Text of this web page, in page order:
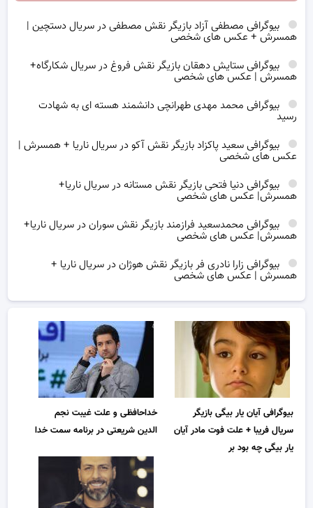
بیوگرافی مصطفی آزاد بازیگر نقش مصطفی در سریال دستچین |
همسرش + عکس های شخصی
بیوگرافی ستایش دهقان بازیگر نقش فروغ در سریال شکارگاه+
همسرش | عکس های شخصی
بیوگرافی محمد مهدی طهرانچی دانشمند هسته ای به شهادت
رسید
بیوگرافی سعید پاکزاد بازیگر نقش آکو در سریال ناریا + همسرش |
عکس های شخصی
بیوگرافی دنیا فتحی بازیگر نقش مستانه در سریال ناریا+
همسرش| عکس های شخصی
بیوگرافی محمدسعید فرازمند بازیگر نقش سوران در سریال ناریا+
همسرش| عکس های شخصی
بیوگرافی زارا نادری فر بازیگر نقش هوژان در سریال ناریا +
همسرش | عکس های شخصی
بیوگرافی آیان یار بیگی بازیگر
سریال فریبا + علت فوت مادر آیان
یار بیگی چه بود بر
خداحافظی و علت غیبت نجم
الدین شریعتی در برنامه سمت خدا